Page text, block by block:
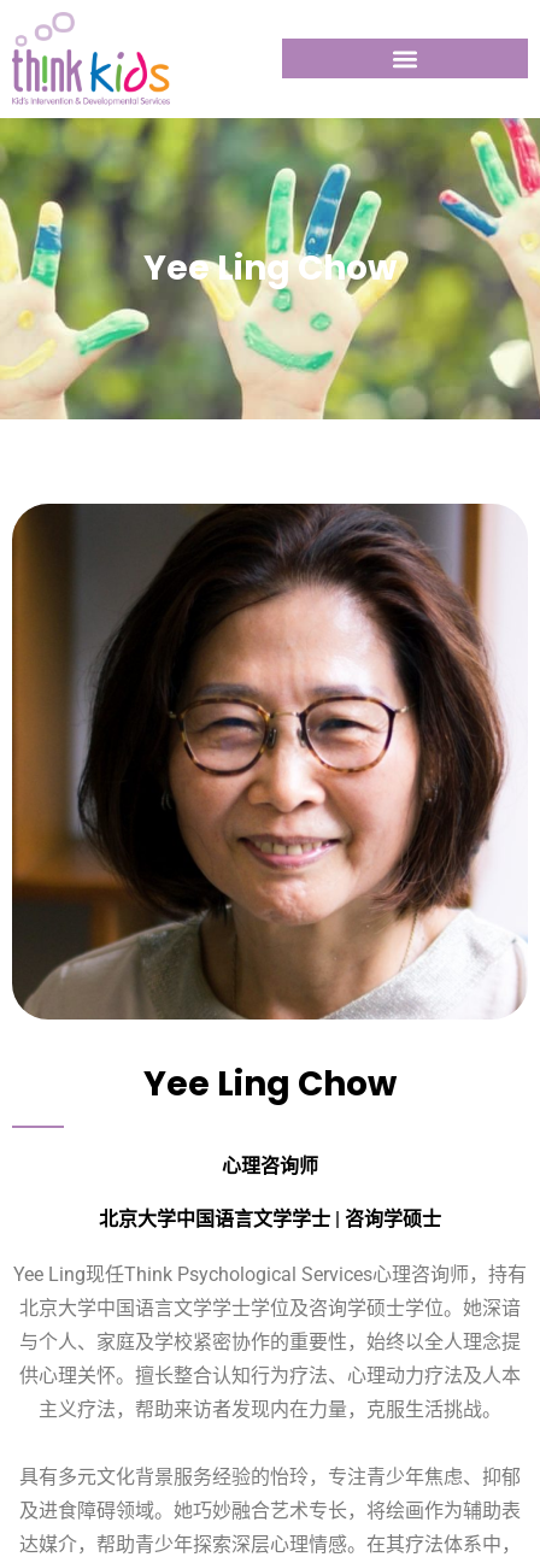
Yee Ling Chow
Yee Ling Chow
心理咨询师
北京大学中国语言文学学士 | 咨询学硕士
Yee Ling现任Think Psychological Services心理咨询师，持有
北京大学中国语言文学学士学位及咨询学硕士学位。她深谙
与个人、家庭及学校紧密协作的重要性，始终以全人理念提
供心理关怀。擅长整合认知行为疗法、心理动力疗法及人本
主义疗法，帮助来访者发现内在力量，克服生活挑战。
具有多元文化背景服务经验的怡玲，专注青少年焦虑、抑郁
及进食障碍领域。她巧妙融合艺术专长，将绘画作为辅助表
达媒介，帮助青少年探索深层心理情感。在其疗法体系中，